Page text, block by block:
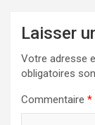
Laisser
Votre adresse
obligatoires
Commentaire *